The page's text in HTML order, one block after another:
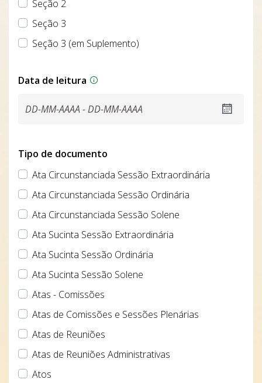
Seção 2
Seção 3
Seção 3 (em Suplemento)
Data de leitura
Tipo de documento
Ata Circunstanciada Sessão Extraordinária
Ata Circunstanciada Sessão Ordinária
Ata Circunstanciada Sessão Solene
Ata Sucinta Sessão Extraordinária
Ata Sucinta Sessão Ordinária
Ata Sucinta Sessão Solene
Atas - Comissões
Atas de Comissões e Sessões Plenárias
Atas de Reuniões
Atas de Reuniões Administrativas
Atos